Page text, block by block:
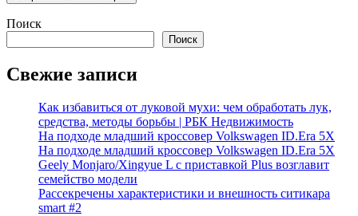
Поиск
Поиск
Свежие записи
Как избавиться от луковой мухи: чем обработать лук,
средства, методы борьбы | РБК Недвижимость
На подходе младший кроссовер Volkswagen ID.Era 5X
На подходе младший кроссовер Volkswagen ID.Era 5X
Geely Monjaro/Xingyue L с приставкой Plus возглавит
семейство модели
Рассекречены характеристики и внешность ситикара
smart #2